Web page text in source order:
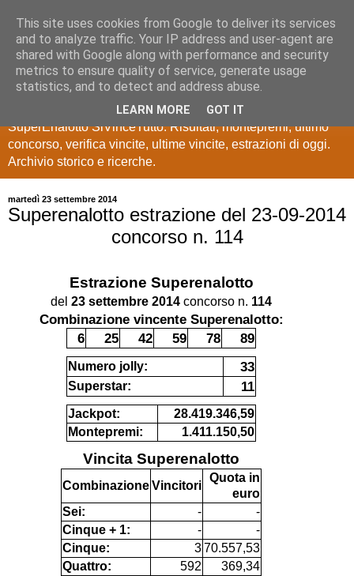
Estrazioni Lotto
SuperEnalotto
Ultime estrazioni di Lotto, SuperEnalotto, 10 e lotto,
SuperEnalotto SiVinceTutto. Risultati, montepremi, ultimo
concorso, verifica vincite, ultime vincite, estrazioni di oggi.
Archivio storico e ricerche.
martedì 23 settembre 2014
Superenalotto estrazione del 23-09-2014
concorso n. 114
Estrazione Superenalotto
del 23 settembre 2014 concorso n. 114
Combinazione vincente Superenalotto:
6
25 42 59 78 89
Numero jolly: 33
Superstar: 11
Jackpot:
28.419.346,59
Montepremi:
1.411.150,50
Vincita Superenalotto
CombinazioneVincitori
Quota in
euro
Sei:
-
-
Cinque + 1:
-
-
Cinque:
370.557,53
Quattro:
592
369,34
This site uses cookies from Google to deliver its services
and to analyze traffic. Your IP address and user-agent are
shared with Google along with performance and security
metrics to ensure quality of service, generate usage
statistics, and to detect and address abuse.
LEARN MORE GOT IT